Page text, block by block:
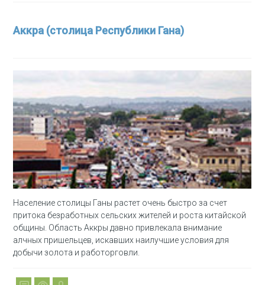
Аккра (столица Республики Гана)
Население столицы Ганы растет очень быстро за счет
притока безработных сельских жителей и роста китайской
общины. Область Аккры давно привлекала внимание
алчных пришельцев, искавших наилучшие условия для
добычи золота и работорговли.